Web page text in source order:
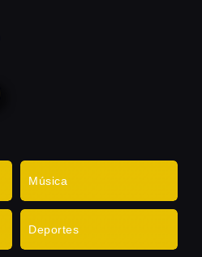
Música
Deportes